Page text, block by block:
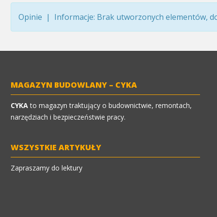
Opinie | Informacje: Brak utworzonych elementów,
MAGAZYN BUDOWLANY – CYKA
CYKAto magazyn traktujący o budownictwie, remontach,
narzędziach i bezpieczeństwie pracy.
WSZYSTKIE ARTYKUŁY
Zapraszamy do lektury